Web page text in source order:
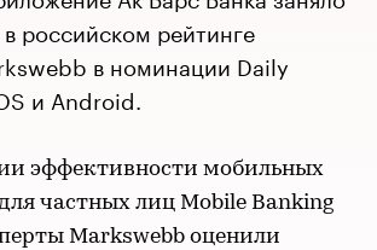
российском рейтинге
в номинации Daily
и Android.
эффективности мобильных
частных лиц Mobile Banking
Markswebb оценили